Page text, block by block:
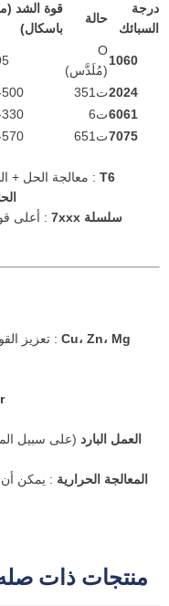
درجة
السبائك
حالة
قوة الشد
باسكال)
1060
O
(مُلَدَّس)
2024ت351
6061ت6
7075ت651
T6 : معالجة الحل +
سلسلة 7xxx
: أعلى
Cu، Zn، Mg : تعزيز
العمل البارد (على سبيل
المعالجة الحرارية
منتجات ذات